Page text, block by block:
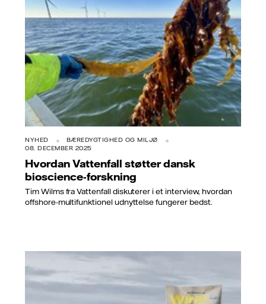
NYHED
BÆREDYGTIGHED OG MILJØ
08. DECEMBER 2025
Hvordan Vattenfall støtter dansk
bioscience-forskning
Tim Wilms fra Vattenfall diskuterer i et interview, hvordan
offshore-multifunktionel udnyttelse fungerer bedst.